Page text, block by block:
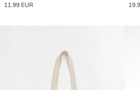
11.99 EUR